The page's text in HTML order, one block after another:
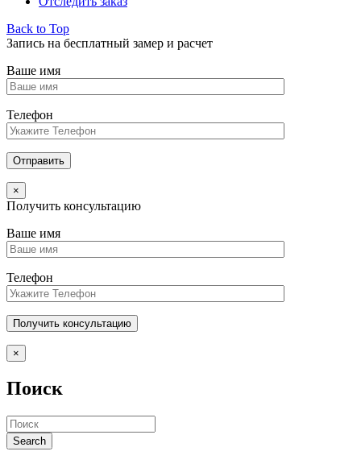
Back to Top
Запись на бесплатный замер и расчет
Ваше имя
Телефон
×
Получить консультацию
Ваше имя
Телефон
×
Поиск